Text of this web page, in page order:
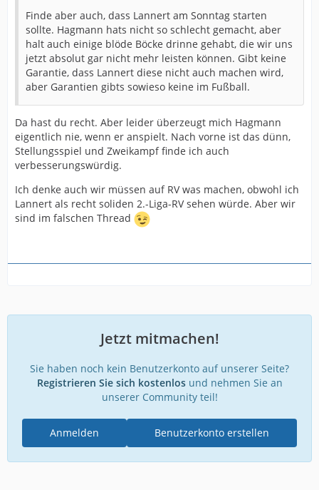
Finde aber auch, dass Lannert am Sonntag starten
sollte. Hagmann hats nicht so schlecht gemacht, aber
halt auch einige blöde Böcke drinne gehabt, die wir uns
jetzt absolut gar nicht mehr leisten können. Gibt keine
Garantie, dass Lannert diese nicht auch machen wird,
aber Garantien gibts sowieso keine im Fußball.
Da hast du recht. Aber leider überzeugt mich Hagmann
eigentlich nie, wenn er anspielt. Nach vorne ist das dünn,
Stellungsspiel und Zweikampf finde ich auch
verbesserungswürdig.
Ich denke auch wir müssen auf RV was machen, obwohl ich
Lannert als recht soliden 2.-Liga-RV sehen würde. Aber wir
sind im falschen Thread
Jetzt mitmachen!
Sie haben noch kein Benutzerkonto auf unserer Seite?
Registrieren Sie sich kostenlosund nehmen Sie an
unserer Community teil!
Benutzerkonto erstellen
Anmelden